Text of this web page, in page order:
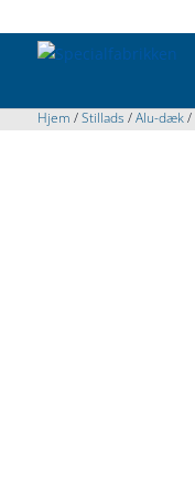
Hjem /Stillads /Alu-dæk/